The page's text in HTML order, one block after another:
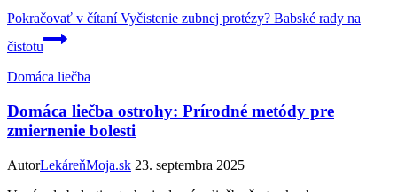
Pokračovať v čítaníVyčistenie zubnej protézy? Babské rady na
čistotu
Domáca liečba
Domáca liečba ostrohy: Prírodné metódy pre
zmiernenie bolesti
AutorLekáreňMoja.sk 23. septembra 2025